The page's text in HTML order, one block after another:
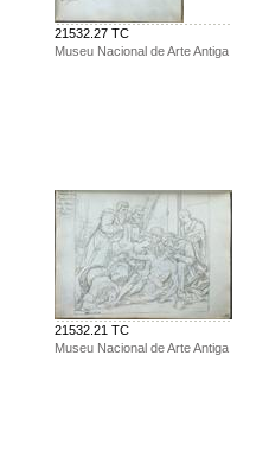
21532.27 TC
Museu Nacional de Arte Antiga
21532.21 TC
Museu Nacional de Arte Antiga